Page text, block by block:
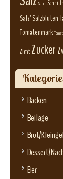
Sauce
Salz" Salzblüten
Tomatenmark
Zimt Zucker
Backen
Beilage
Brot/
Dessert/
Eier